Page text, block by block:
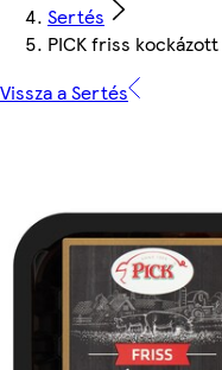
Sertés
PICK friss
Vissza a Sertés